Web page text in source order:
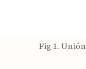
Fig 1.